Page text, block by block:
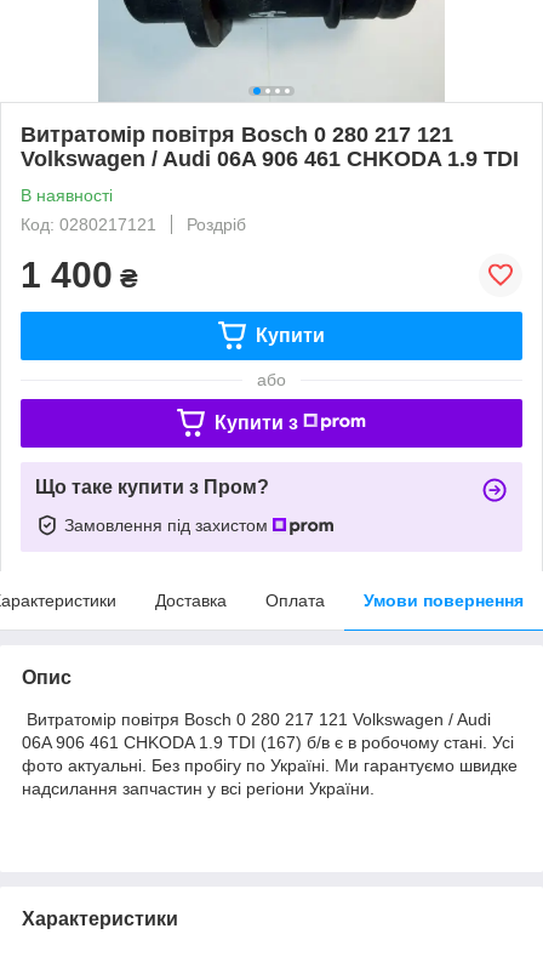
Витратомір повітря Bosch 0 280 217 121
Volkswagen / Audi 06A 906 461 CHKODA 1.9 TDI
В наявності
Код: 0280217121
Роздріб
1 400 ₴
Купити
або
Купити з
Що таке купити з Пром?
Замовлення під захистом
Доставка Оплата Умови повернення
Опис
Витратомір повітря Bosch 0 280 217 121 Volkswagen / Audi
06A 906 461 CHKODA 1.9 TDI (167) б/в є в робочому стані. Усі
фото актуальні. Без пробігу по Україні. Ми гарантуємо швидке
надсилання запчастин у всі регіони України.
Характеристики